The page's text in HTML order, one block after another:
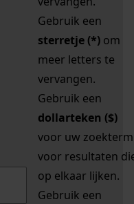
Gebruik een
sterretje (*) om
meer letters te
vervangen.
Gebruik een
dollarteken ($)
voor uw zoekterm
voor resultaten
op elkaar lijken.
Gebruik een